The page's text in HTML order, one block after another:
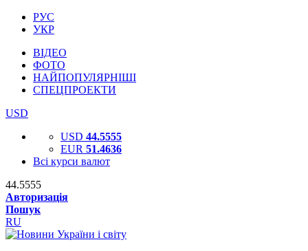
РУС
УКР
ВІДЕО
ФОТО
НАЙПОПУЛЯРНІШІ
СПЕЦПРОЕКТИ
USD
USD 44.5555
EUR 51.4636
Всі курси валют
44.5555
Авторизація
Пошук
RU